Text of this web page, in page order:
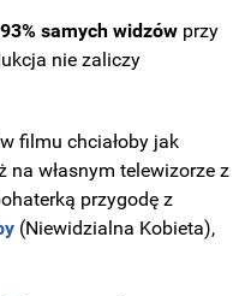
93% samych widzów przy
nie zaliczy
filmu chciałoby jak
na własnym telewizorze z
przygodę z
(Niewidzialna Kobieta),